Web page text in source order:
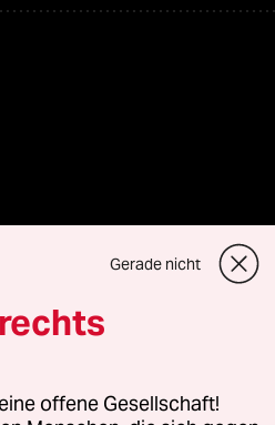
GmbH
Fragen oder für Genehmigungen
Gerade nicht
offene Gesellschaft!